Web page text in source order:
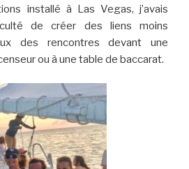
installé à Las Vegas, j’avais
de créer des liens moins
des rencontres devant une
ou à une table de baccarat.